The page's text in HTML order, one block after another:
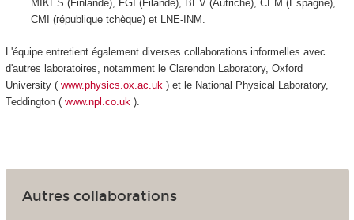
MIKES (Finlande), FGI (Filande), BEV (Autriche), CEM (Espagne),
CMI (république tchèque) et LNE-INM.
L'équipe entretient également diverses collaborations informelles avec
d'autres laboratoires, notamment le Clarendon Laboratory, Oxford
University ( www.physics.ox.ac.uk ) et le National Physical Laboratory,
Teddington ( www.npl.co.uk ).
Autres collaborations